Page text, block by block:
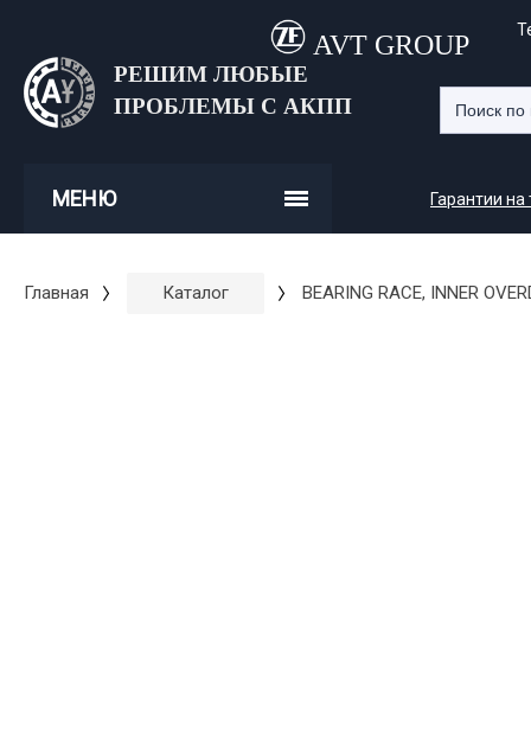
AVT GROUP
РЕШИМ ЛЮБЫЕ
ПРОБЛЕМЫ С АКПП
МЕНЮ Гарантии на
Главная Каталог BEARING RACE, INNER